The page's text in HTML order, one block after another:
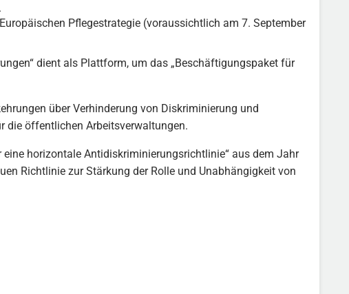
Pflegestrategie (voraussichtlich am 7. September
dient als Plattform, um das „Beschäftigungspaket für
über Verhinderung von Diskriminierung und
die öffentlichen Arbeitsverwaltungen.
horizontale Antidiskriminierungsrichtlinie“ aus dem Jahr
Richtlinie zur Stärkung der Rolle und Unabhängigkeit von